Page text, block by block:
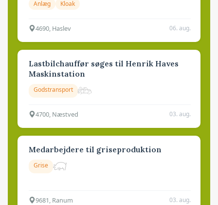
Anlæg Kloak
4690, Haslev 06. aug.
Lastbilchauffør søges til Henrik Haves
Maskinstation
Godstransport
4700, Næstved 03. aug.
Medarbejdere til griseproduktion
Grise
9681, Ranum 03. aug.